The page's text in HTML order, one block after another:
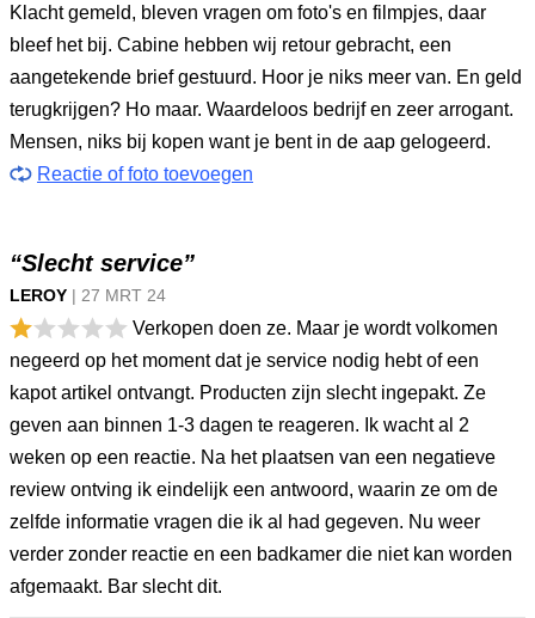
Klacht gemeld, bleven vragen om foto's en filmpjes, daar
bleef het bij. Cabine hebben wij retour gebracht, een
aangetekende brief gestuurd. Hoor je niks meer van. En geld
terugkrijgen? Ho maar. Waardeloos bedrijf en zeer arrogant.
Mensen, niks bij kopen want je bent in de aap gelogeerd.
Reactie of foto toevoegen
“Slecht service”
LEROY | 27 MRT 24
Verkopen doen ze. Maar je wordt volkomen
negeerd op het moment dat je service nodig hebt of een
kapot artikel ontvangt. Producten zijn slecht ingepakt. Ze
geven aan binnen 1-3 dagen te reageren. Ik wacht al 2
weken op een reactie. Na het plaatsen van een negatieve
review ontving ik eindelijk een antwoord, waarin ze om de
zelfde informatie vragen die ik al had gegeven. Nu weer
verder zonder reactie en een badkamer die niet kan worden
afgemaakt. Bar slecht dit.